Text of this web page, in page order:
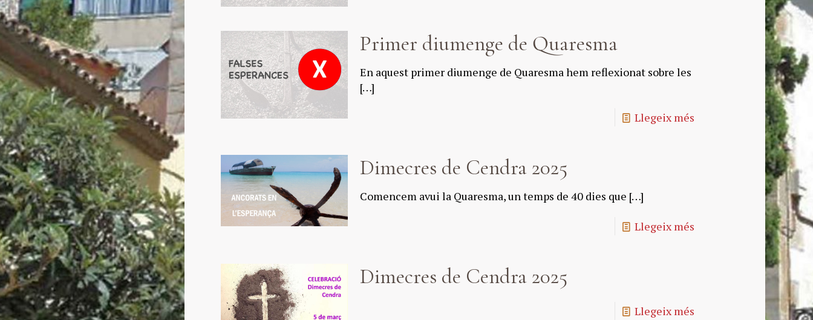
Primer diumenge de Quaresma
En aquest primer diumenge de Quaresma hem reflexionat sobre les
[…]
Llegeix més
Dimecres de Cendra 2025
Comencem avui la Quaresma, un temps de 40 dies que […]
Llegeix més
Dimecres de Cendra 2025
Llegeix més